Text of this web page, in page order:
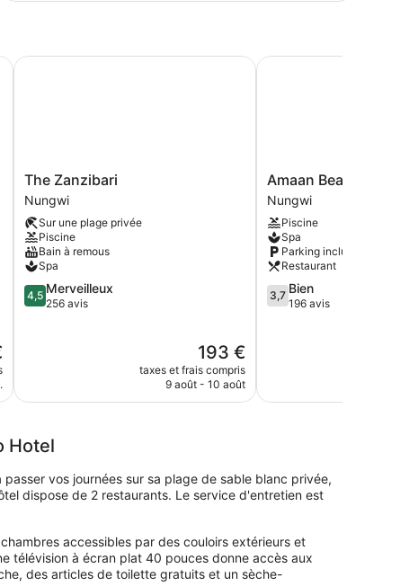
Chambre- Adults Only
The
Zanzibari
Nungwi
The Zanzibari
Nungwi
Sur une plage privée
Piscine
Bain à remous
Spa
4.5
sur
4,5 Merveilleux
256 avis
Le
nouveau
prix
193 €
taxes et frais compris
9 août - 10 août
The Zanzibari
Amaan
Beach
Bungalows
Nungwi
Amaan Beach
Nungwi
Piscine
Spa
Parking inclus
Restaurant
3.7
sur
3,7 Bien
196 avis
Amaan Beach
Hotel
vos journées sur sa plage de sable blanc privée,
dispose de 2 restaurants. Le service d'entretien est
accessibles par des couloirs extérieurs et
télévision à écran plat 40 pouces donne accès aux
des articles de toilette gratuits et un sèche-